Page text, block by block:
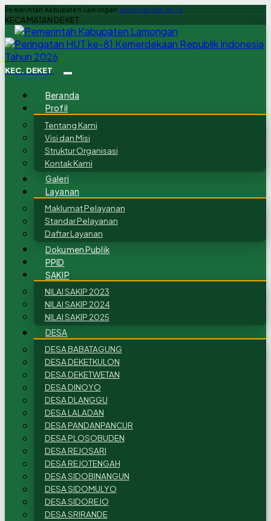
Pemerintah Kabupaten Lamongan lamongankab.go.id
KECAMATAN DEKET
KEC. DEKET
Beranda
Profil
Tentang Kami
Visi dan Misi
Struktur Organisasi
Kontak Kami
Galeri
Layanan
Maklumat Pelayanan
Standar Pelayanan
Daftar Layanan
Dokumen Publik
PPID
SAKIP
NILAI SAKIP 2023
NILAI SAKIP 2024
NILAI SAKIP 2025
DESA
DESA BABATAGUNG
DESA DEKETKULON
DESA DEKETWETAN
DESA DINOYO
DESA DLANGGU
DESA LALADAN
DESA PANDANPANCUR
DESA PLOSOBUDEN
DESA REJOSARI
DESA REJOTENGAH
DESA SIDOBINANGUN
DESA SIDOMULYO
DESA SIDOREJO
DESA SRIRANDE